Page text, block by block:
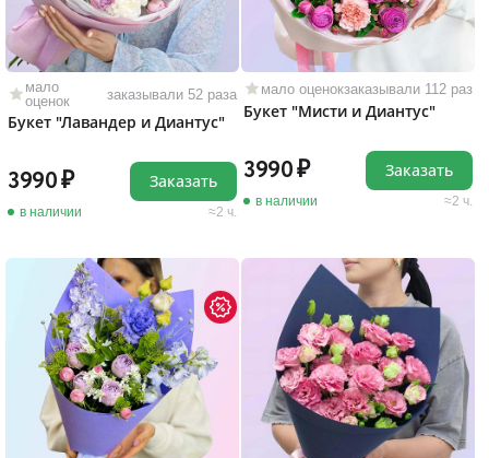
мало
оценок
заказывали 52 раза
Букет "Лавандер и Диантус"
3990
в наличии 2 ч.
Заказать
мало оценокзаказывали 112 раз
Букет "Мисти и Диантус"
3990
в наличии 2 ч.
Заказать